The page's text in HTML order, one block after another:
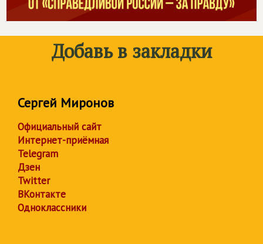
Добавь в закладки
Сергей Миронов
Официальный сайт
Интернет-приёмная
Telegram
Дзен
Twitter
ВКонтакте
Одноклассники